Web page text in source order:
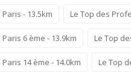
- 13.5km Le Top des
6 ème - 13.9km Le Top
14 ème - 14.0km Le Top